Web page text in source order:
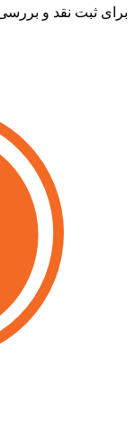
ثبت نقد و بررسی